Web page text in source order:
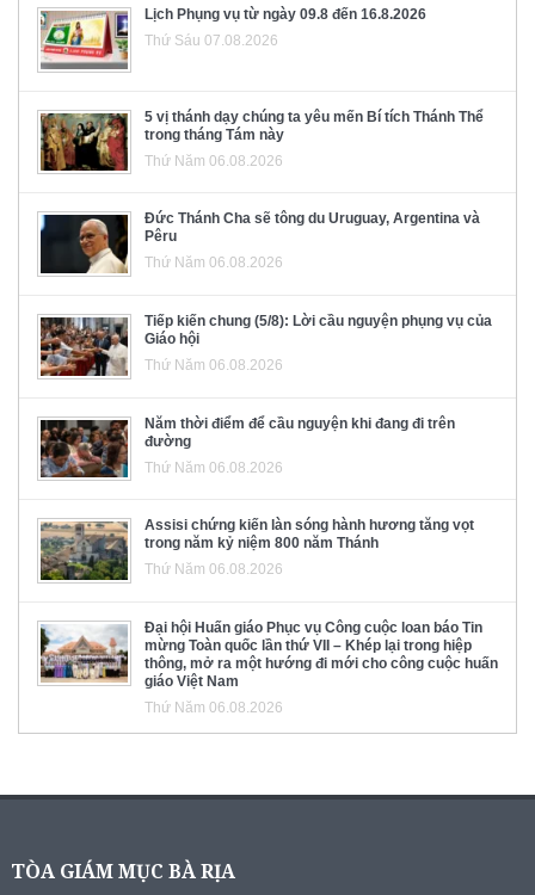
Lịch Phụng vụ từ ngày 09.8 đến 16.8.2026
Thứ Sáu 07.08.2026
5 vị thánh dạy chúng ta yêu mến Bí tích Thánh Thể
trong tháng Tám này
Thứ Năm 06.08.2026
Đức Thánh Cha sẽ tông du Uruguay, Argentina và
Pêru
Thứ Năm 06.08.2026
Tiếp kiến chung (5/8): Lời cầu nguyện phụng vụ của
Giáo hội
Thứ Năm 06.08.2026
Năm thời điểm để cầu nguyện khi đang đi trên
đường
Thứ Năm 06.08.2026
Assisi chứng kiến làn sóng hành hương tăng vọt
trong năm kỷ niệm 800 năm Thánh
Thứ Năm 06.08.2026
Đại hội Huấn giáo Phục vụ Công cuộc loan báo Tin
mừng Toàn quốc lần thứ VII – Khép lại trong hiệp
thông, mở ra một hướng đi mới cho công cuộc huấn
giáo Việt Nam
Thứ Năm 06.08.2026
TÒA GIÁM MỤC BÀ RỊA